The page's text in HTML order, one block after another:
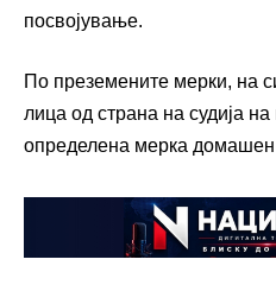
посвојување.
По преземените мерки, на
лица од страна на судија
определена мерка домашен